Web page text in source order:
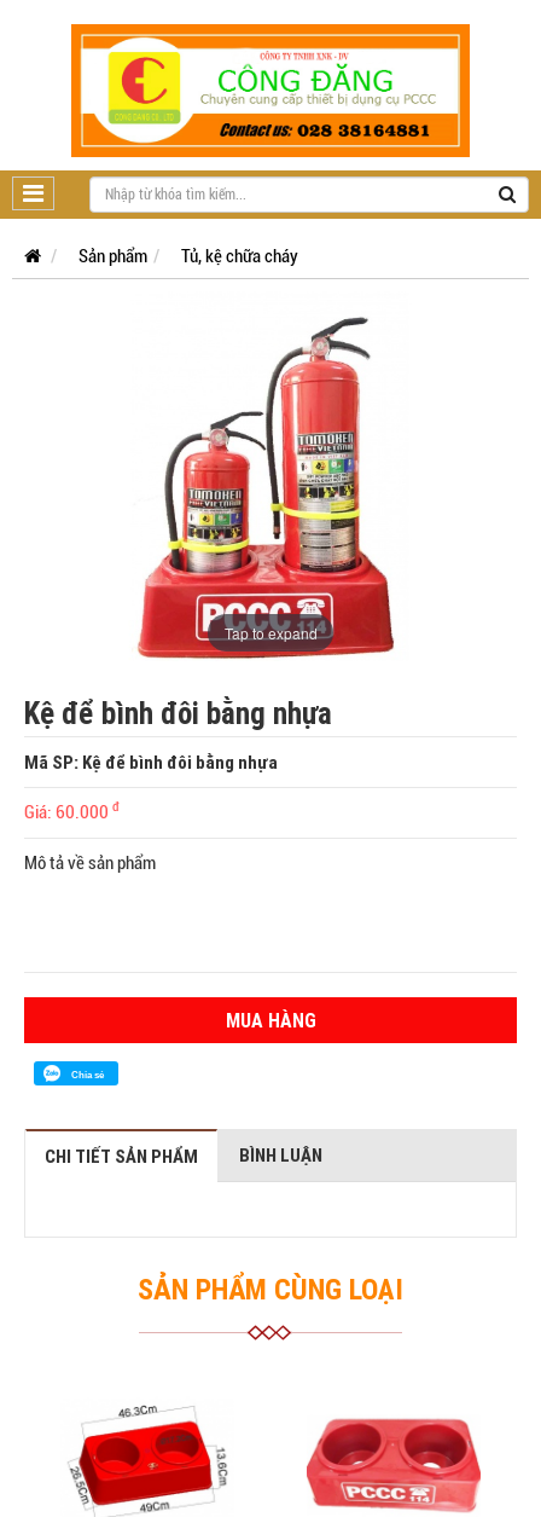
Sản phẩm Tủ, kệ chữa cháy
Tap to expand
Kệ để bình đôi bằng nhựa
Mã SP: Kệ để bình đôi bằng nhựa
Giá: 60.000 đ
Mô tả về sản phẩm
MUA HÀNG
Chia sẻ
CHI TIẾT SẢN PHẨM BÌNH LUẬN
SẢN PHẨM CÙNG LOẠI